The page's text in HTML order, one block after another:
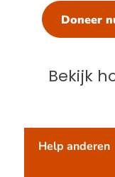
Doneer
Bekijk
Help anderen